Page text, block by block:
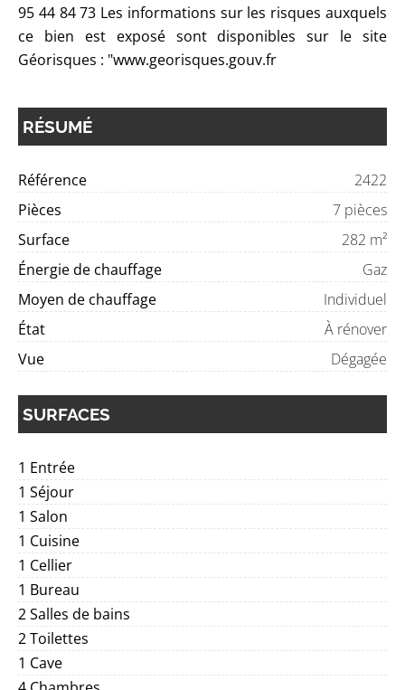
95 44 84 73 Les informations sur les risques auxquels
ce bien est exposé sont disponibles sur le site
Géorisques : "www.georisques.gouv.fr
RÉSUMÉ
Référence
2422
Pièces
7 pièces
Surface
282 m²
Énergie de chauffage
Gaz
Moyen de chauffage
Individuel
État
À rénover
Vue
Dégagée
SURFACES
1 Entrée
1 Séjour
1 Salon
1 Cuisine
1 Cellier
1 Bureau
2 Salles de bains
2 Toilettes
1 Cave